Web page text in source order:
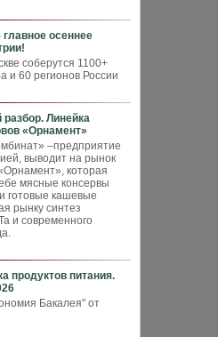
осеннее
соберутся 1100+
и 60 регионов России
Линейка
«Орнамент»
–предприятие
выводит на рынок
которая
мясные консервы
готовые кашевые
рынку синтез
и современного
продуктов питания.
Бакалея" от